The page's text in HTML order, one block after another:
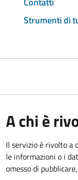
Strumenti di
A chi è
Il servizio è rivolto a
le informazioni o i
omesso di